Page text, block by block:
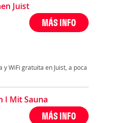
Juist
MÁS INFO
WiFi gratuita en Juist, a poca
I Mit Sauna
MÁS INFO